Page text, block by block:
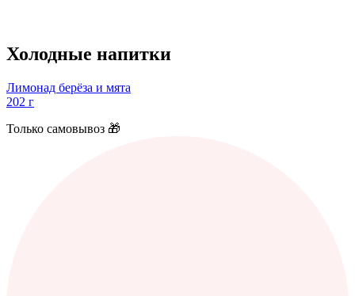
Холодные напитки
Лимонад берёза и мята
202 г
Только самовывоз 🎁